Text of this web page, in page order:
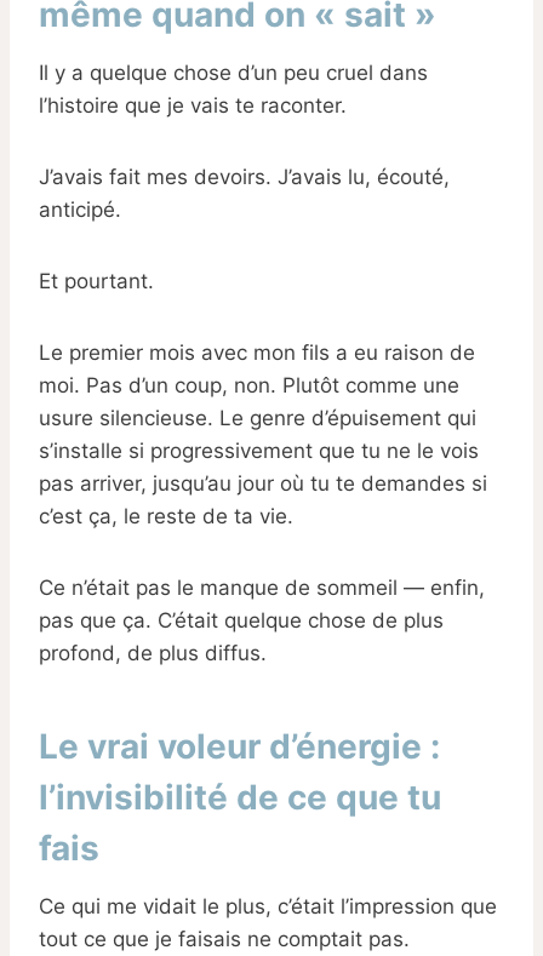
même quand on « sait »
Il y a quelque chose d’un peu cruel dans
l’histoire que je vais te raconter.
J’avais fait mes devoirs. J’avais lu, écouté,
anticipé.
Et pourtant.
Le premier mois avec mon fils a eu raison de
moi. Pas d’un coup, non. Plutôt comme une
usure silencieuse. Le genre d’épuisement qui
s’installe si progressivement que tu ne le vois
pas arriver, jusqu’au jour où tu te demandes si
c’est ça, le reste de ta vie.
Ce n’était pas le manque de sommeil — enfin,
pas que ça. C’était quelque chose de plus
profond, de plus diffus.
Le vrai voleur d’énergie :
l’invisibilité de ce que tu
fais
Ce qui me vidait le plus, c’était l’impression que
tout ce que je faisais ne comptait pas.